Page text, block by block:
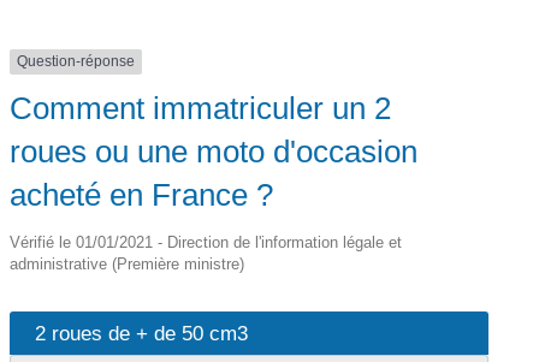
Question-réponse
Comment immatriculer un 2
roues ou une moto d'occasion
acheté en France ?
Vérifié le 01/01/2021 - Direction de l'information légale et
administrative (Première ministre)
2 roues de + de 50 cm3